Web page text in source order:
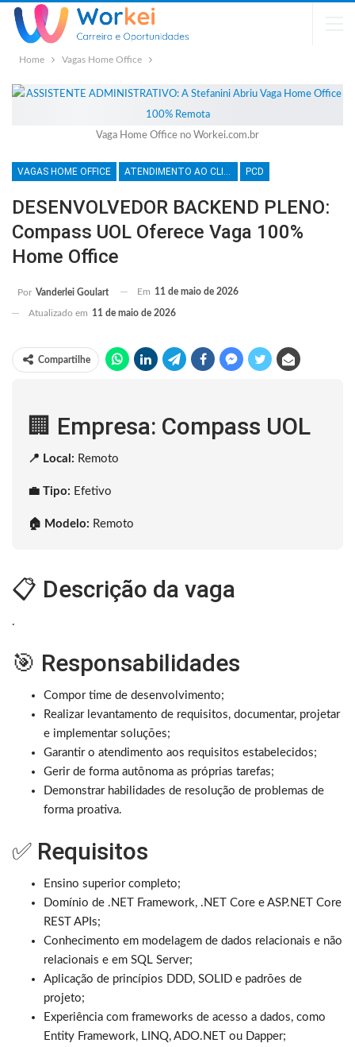
Home Vagas Home Office
Vaga Home Office no Workei.com.br
VAGAS HOME OFFICE ATENDIMENTO AO CLIENTE PCD
DESENVOLVEDOR BACKEND PLENO:
Compass UOL Oferece Vaga 100%
Home Office
Por Vanderlei Goulart Em 11 de maio de 2026
Atualizado em 11 de maio de 2026
Compartilhe
🏢 Empresa: Compass UOL
📍 Local: Remoto
💼 Tipo: Efetivo
🏠 Modelo: Remoto
📋 Descrição da vaga
.
🎯 Responsabilidades
Compor time de desenvolvimento;
Realizar levantamento de requisitos, documentar, projetar
e implementar soluções;
Garantir o atendimento aos requisitos estabelecidos;
Gerir de forma autônoma as próprias tarefas;
Demonstrar habilidades de resolução de problemas de
forma proativa.
✅ Requisitos
Ensino superior completo;
Domínio de .NET Framework, .NET Core e ASP.NET
Core
REST APIs;
Conhecimento em modelagem de dados relacionais e não
relacionais e em SQL Server;
Aplicação de princípios DDD, SOLID e padrões de
projeto;
Experiência com frameworks de acesso a dados, como
Entity Framework, LINQ, ADO.NET
ou Dapper;